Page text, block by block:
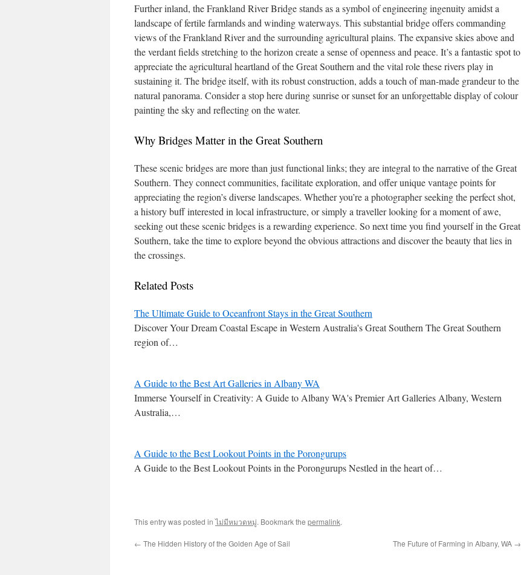
Further inland, the Frankland River Bridge stands as a symbol of engineering ingenuity amidst a
landscape of fertile farmlands and winding waterways. This substantial bridge offers commanding
views of the Frankland River and the surrounding agricultural plains. The expansive skies above and
the verdant fields stretching to the horizon create a sense of openness and peace. It’s a fantastic spot to
appreciate the agricultural heartland of the Great Southern and the vital role these rivers play in
sustaining it. The bridge itself, with its robust construction, adds a touch of man-made grandeur to the
natural panorama. Consider a stop here during sunrise or sunset for an unforgettable display of colour
painting the sky and reflecting on the water.
Why Bridges Matter in the Great Southern
These scenic bridges are more than just functional links; they are integral to the narrative of the Great
Southern. They connect communities, facilitate exploration, and offer unique vantage points for
appreciating the region’s diverse landscapes. Whether you’re a photographer seeking the perfect shot,
a history buff interested in local infrastructure, or simply a traveller looking for a moment of awe,
seeking out these scenic bridges is a rewarding experience. So next time you find yourself in the Great
Southern, take the time to explore beyond the obvious attractions and discover the beauty that lies in
the crossings.
Related Posts
The Ultimate Guide to Oceanfront Stays in the Great Southern
Discover Your Dream Coastal Escape in Western Australia's Great Southern The Great Southern
region of…
A Guide to the Best Art Galleries in Albany WA
Immerse Yourself in Creativity: A Guide to Albany WA's Premier Art Galleries Albany, Western
Australia,…
A Guide to the Best Lookout Points in the Porongurups
A Guide to the Best Lookout Points in the Porongurups Nestled in the heart of…
This entry was posted inไม่มีหมวดหมู่. Bookmark the permalink.
← The Hidden History of the Golden Age of Sail The Future of Farming in Albany, WA →